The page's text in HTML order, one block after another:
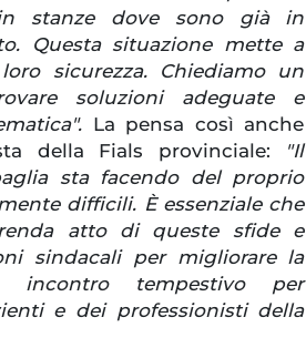
stanze dove sono già in
Questa situazione mette a
sicurezza. Chiediamo un
soluzioni adeguate e
La pensa così anche
della Fials provinciale:
"Il
sta facendo del proprio
difficili. È essenziale che
atto di queste sfide e
sindacali per migliorare la
incontro tempestivo per
e dei professionisti della